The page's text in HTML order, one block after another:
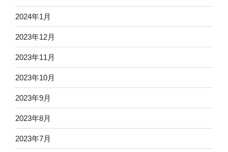
2024年1月
2023年12月
2023年11月
2023年10月
2023年9月
2023年8月
2023年7月